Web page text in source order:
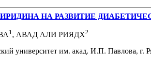
НА РАЗВИТИЕ
1, АВАД АЛИ РИЯДХ2
университет им. акад. И.П. Павлова,